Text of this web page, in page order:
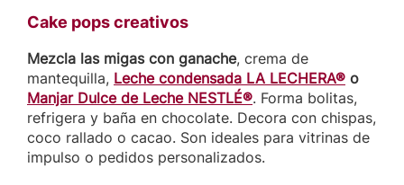
Cake pops creativos
Mezcla las migas con ganache, crema de
mantequilla, Leche condensada LA LECHERA® o
Manjar Dulce de Leche NESTLÉ®. Forma bolitas,
refrigera y baña en chocolate. Decora con chispas,
coco rallado o cacao. Son ideales para vitrinas de
impulso o pedidos personalizados.